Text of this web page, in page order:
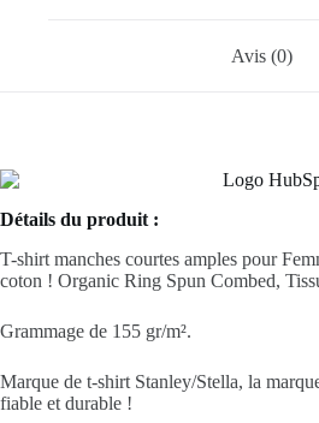
Avis (0)
Détails du produit :
T-shirt manches courtes amples pour
coton ! Organic Ring Spun Combed,
Grammage de 155 gr/m².
Marque de t-shirt Stanley/Stella, la
fiable et durable !